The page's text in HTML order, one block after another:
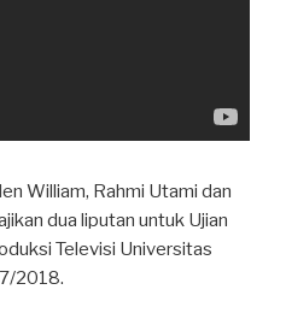
William, Rahmi Utami dan
dua liputan untuk Ujian
Televisi Universitas
2018.